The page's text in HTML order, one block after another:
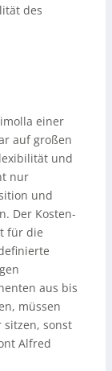
des
einer
auf großen
und
nur
und
Der Kosten-
für die
aus bis
müssen
sitzen, sonst
Alfred